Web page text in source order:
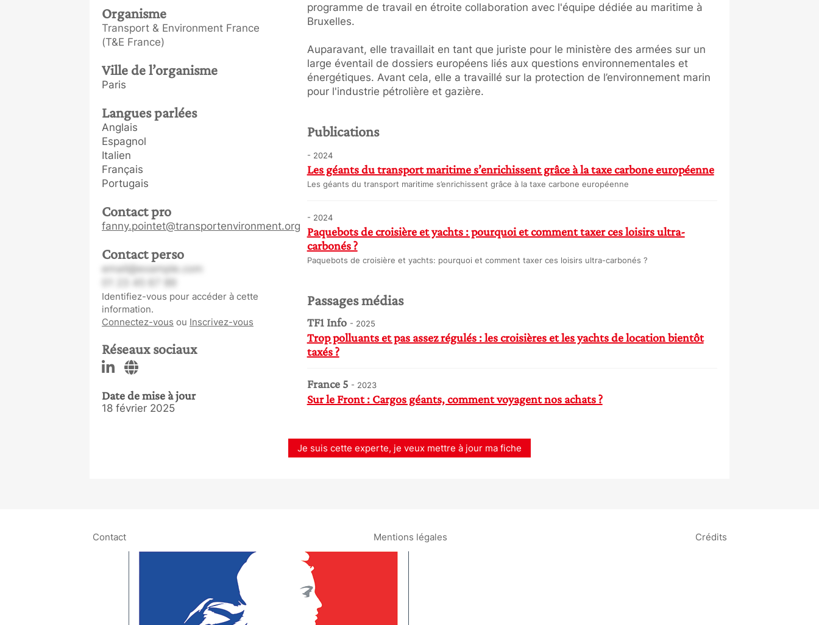
Organisme
Transport & Environment France
(T&E France)
Ville de l’organisme
Paris
Langues parlées
Anglais
Espagnol
Italien
Français
Portugais
Contact pro
fanny.pointet@transportenvironment.org
Contact perso
email@example.com
Identifiez-vous pour accéder à cette
information.
Connectez-vous ou Inscrivez-vous
Réseaux sociaux
Date de mise à jour
18 février 2025
programme de travail en étroite collaboration avec l'équipe dédiée au maritime à
Bruxelles.
Auparavant, elle travaillait en tant que juriste pour le ministère des armées sur un
large éventail de dossiers européens liés aux questions environnementales et
énergétiques. Avant cela, elle a travaillé sur la protection de l’environnement marin
pour l'industrie pétrolière et gazière.
Publications
- 2024
Les géants du transport maritime s’enrichissent grâce à la taxe carbone européenne
Les géants du transport maritime s’enrichissent grâce à la taxe carbone européenne
- 2024
Paquebots de croisière et yachts : pourquoi et comment taxer ces loisirs ultra-
carbonés ?
Paquebots de croisière et yachts: pourquoi et comment taxer ces loisirs ultra-carbonés ?
Passages médias
TF1 Info - 2025
Trop polluants et pas assez régulés : les croisières et les yachts de location bientôt
taxés ?
France 5 - 2023
Sur le Front : Cargos géants, comment voyagent nos achats ?
Je suis cette experte, je veux mettre à jour ma fiche
Contact Mentions légales Crédits